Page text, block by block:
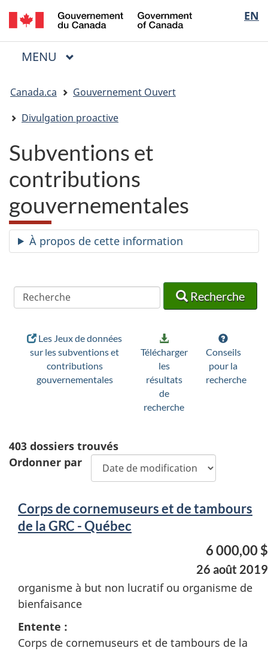
Passer
au
contenu
Passer
à
« Au
Passer
à
la
EN
of
Menu
MENU PRINCIPAL
êtes
ici
Canada.ca
Gouvernement Ouvert
Divulgation proactive
Subventions et
contributions
gouvernementales
À propos de cette information
Recherche
Recherche
Recherche
Les Jeux de données
sur les subventions et
contributions
gouvernementales
Télécharger
les
résultats
de
recherche
Conseils
pour la
recherche
403 dossiers trouvés
Ordonner par
Corps de cornemuseurs et de tambours
de la GRC - Québec
6 000,00 $
26 août 2019
organisme à but non lucratif ou organisme de
bienfaisance
Entente :
Corps de cornemuseurs et de tambours de la